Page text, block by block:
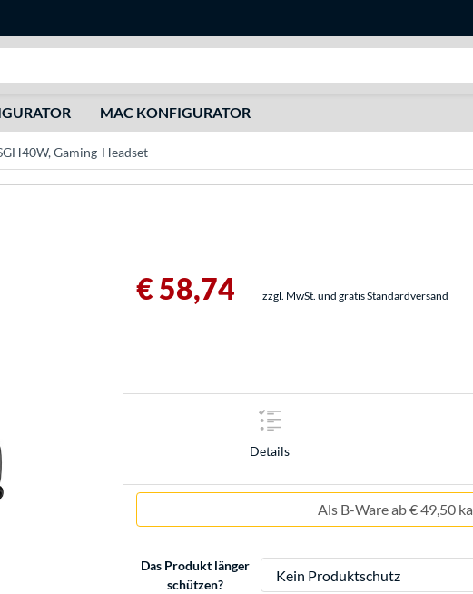
MAC KONFIGURATOR
Gaming-Headset
€ 58,74 zzgl. MwSt. und gratis Standardversand
Details
Als B-Ware ab € 49,50
Das Produkt länger
schützen?